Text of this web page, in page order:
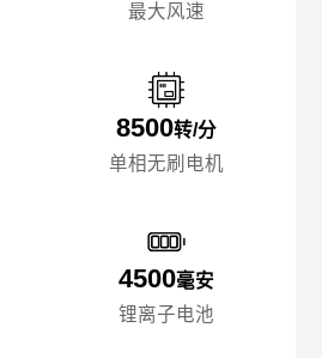
最大风速
8500转/分
单相无刷电机
4500毫安
锂离子电池